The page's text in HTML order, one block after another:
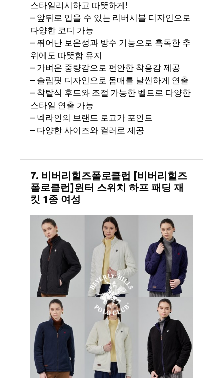
스타일리시하고 따뜻하게!
– 앞뒤로 입을 수 있는 리버시블 디자인으로
다양한 코디 가능
– 뛰어난 보온성과 방수 기능으로 혹독한 추
위에도 따뜻함 유지
– 가벼운 중량감으로 편안한 착용감 제공
– 슬림핏 디자인으로 몸매를 날씬하게 연출
– 착탈식 후드와 조절 가능한 벨트로 다양한
스타일 연출 가능
– 넥라인의 브랜드 로고가 포인트
– 다양한 사이즈와 컬러로 제공
7. 비버리힐즈폴로클럽 [비버리힐즈
폴로클럽]윈터 스위치 하프 패딩 재
킷 1종 여성